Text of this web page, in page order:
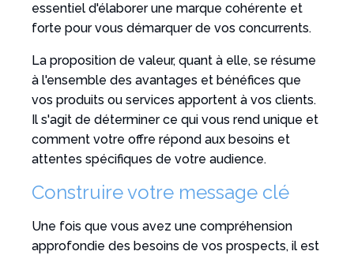
essentiel d'élaborer une marque cohérente et
forte pour vous démarquer de vos concurrents.
La proposition de valeur, quant à elle, se résume
à l'ensemble des avantages et bénéfices que
vos produits ou services apportent à vos clients.
Il s'agit de déterminer ce qui vous rend unique et
comment votre offre répond aux besoins et
attentes spécifiques de votre audience.
Construire votre message clé
Une fois que vous avez une compréhension
approfondie des besoins de vos prospects, il est